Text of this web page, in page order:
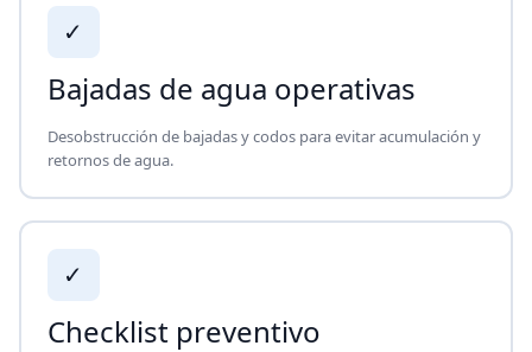
✓
Bajadas de agua operativas
Desobstrucción de bajadas y codos para evitar acumulación y
retornos de agua.
✓
Checklist preventivo